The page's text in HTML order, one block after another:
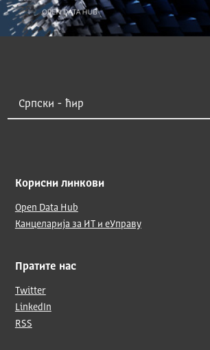
Корисни линкови
Open Data Hub
Канцеларија за ИТ и еУправу
Пратите нас
Twitter
LinkedIn
RSS